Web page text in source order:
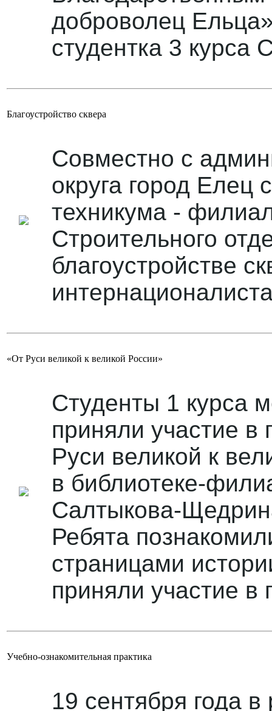
доброволец
студентка 3 курса
Благоустройство сквера
Совместно с
округа город Елец
техникума -
Строительного
благоустройстве
«От Руси великой к великой России»
Студенты 1 курса
приняли участие в
Руси великой к
в библиотеке-
Салтыкова-
Ребята
страницами
приняли участие в
Учебно-ознакомительная практика
19 сентября года